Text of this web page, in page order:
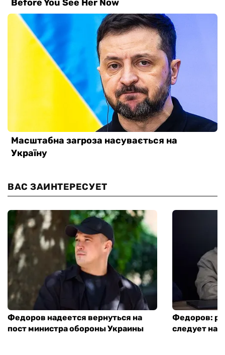
ВАС ЗАИНТЕРЕСУЕТ
Федоров надеется вернуться на
пост министра обороны Украины
Федоров:
следует